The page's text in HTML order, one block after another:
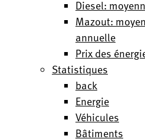
Diesel:
Mazout:
annuelle
Prix des
Statistiques
back
Energie
Véhicules
Bâtiments